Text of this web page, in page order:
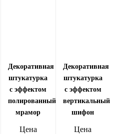
Декоративная
штукатурка
с эффектом
полированный
мрамор
Цена
Декоративная
штукатурка
с эффектом
вертикальный
шифон
Цена